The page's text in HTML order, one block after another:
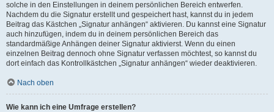
solche in den Einstellungen in deinem persönlichen Bereich entwerfen.
Nachdem du die Signatur erstellt und gespeichert hast, kannst du in jedem
Beitrag das Kästchen „Signatur anhängen“ aktivieren. Du kannst eine Signatur
auch hinzufügen, indem du in deinem persönlichen Bereich das
standardmäßige Anhängen deiner Signatur aktivierst. Wenn du einen
einzelnen Beitrag dennoch ohne Signatur verfassen möchtest, so kannst du
dort einfach das Kontrollkästchen „Signatur anhängen“ wieder deaktivieren.
Nach oben
Wie kann ich eine Umfrage erstellen?